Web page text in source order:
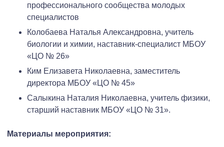
профессионального сообщества молодых
специалистов
Колобаева Наталья Александровна, учитель
биологии и химии, наставник-специалист МБОУ
«ЦО № 26»
Ким Елизавета Николаевна, заместитель
директора МБОУ «ЦО № 45»
Салыкина Наталия Николаевна, учитель физики,
старший наставник МБОУ «ЦО № 31».
Материалы мероприятия: